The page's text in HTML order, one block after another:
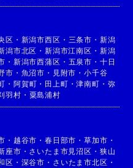
区 ・ 新潟市西区 ・ 三条市 ・ 新潟
潟市北区 ・新潟市江南区 ・ 新潟
・ 新潟市西蒲区 ・ 五泉市 ・ 十日
市 ・ 魚沼市 ・ 見附市 ・小千谷
・ 阿賀町 ・ 田上町 ・津南町 ・ 弥
羽村 ・ 粟島浦村
・ 越谷市 ・春日部市 ・草加市 ・
座市 ・ さいたま市見沼区 ・ 狭山
区 ・ 深谷市 ・ さいたま市北区 ・